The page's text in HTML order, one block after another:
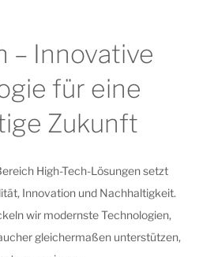
– Innovative
für eine
Zukunft
High-Tech-Lösungen setzt
Innovation und Nachhaltigkeit.
wir modernste Technologien,
gleichermaßen unterstützen,